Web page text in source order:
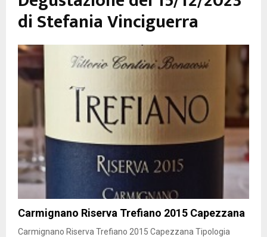
di Stefania Vinciguerra
Carmignano Riserva Trefiano 2015 Capezzana
Carmignano Riserva Trefiano 2015 Capezzana Tipologia